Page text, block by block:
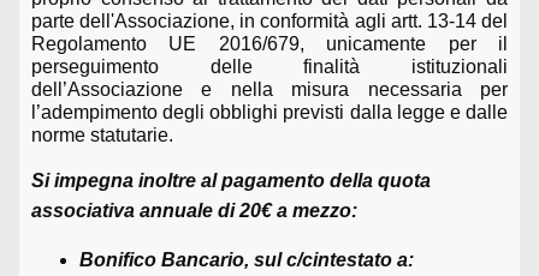
parte dell'Associazione, in conformità agli artt. 13-14 del
Regolamento UE 2016/679, unicamente per il
perseguimento delle finalità istituzionali
dell’Associazione e nella misura necessaria per
l’adempimento degli obblighi previsti dalla legge e dalle
norme statutarie.
Si impegna inoltre al pagamento della quota
associativa annuale di 20€ a mezzo:
Bonifico Bancario, sul c/cintestato a: